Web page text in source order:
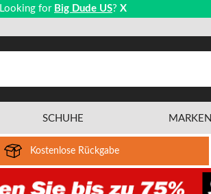
Looking for Big Dude US? X
SCHUHE MARKEN
Kostenlose Rückgabe